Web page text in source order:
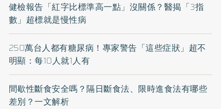
健檢報告「紅字比標準高一點」沒關係？醫揭「3指
數」超標就是慢性病
250萬台人都有糖尿病！專家警告「這些症狀」超不
明顯：每10人就1人有
間歇性斷食安全嗎？隔日斷食法、限時進食法有哪些
差別？一文解析